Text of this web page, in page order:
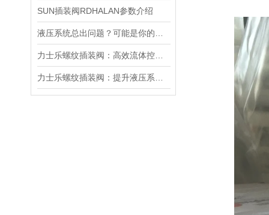
SUN插装阀RDHALAN参数介绍